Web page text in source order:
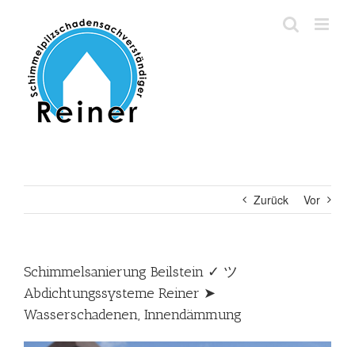
springen
Zurück Vor
Schimmelsanierung Beilstein ✓ ツ
Abdichtungssysteme Reiner ➤
Wasserschadenen, Innendämmung